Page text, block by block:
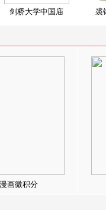
剑桥大学中国庙 裘
漫画微积分